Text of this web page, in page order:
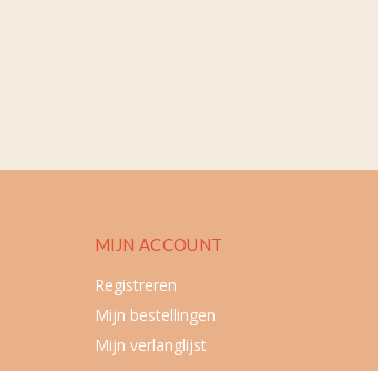
MIJN ACCOUNT
Registreren
Mijn bestellingen
Mijn verlanglijst